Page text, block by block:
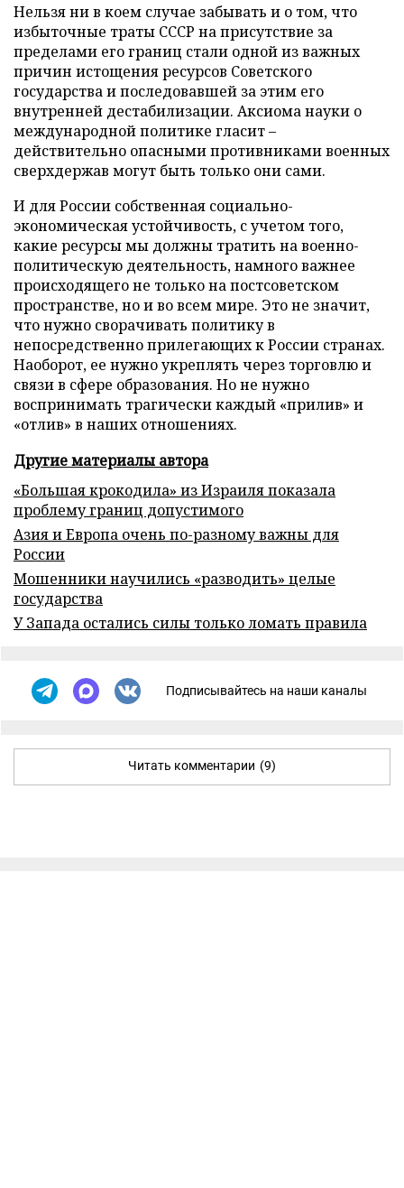
Нельзя ни в коем случае забывать и о том, что
избыточные траты СССР на присутствие за
пределами его границ стали одной из важных
причин истощения ресурсов Советского
государства и последовавшей за этим его
внутренней дестабилизации. Аксиома науки о
международной политике гласит –
действительно опасными противниками военных
сверхдержав могут быть только они сами.
И для России собственная социально-
экономическая устойчивость, с учетом того,
какие ресурсы мы должны тратить на военно-
политическую деятельность, намного важнее
происходящего не только на постсоветском
пространстве, но и во всем мире. Это не значит,
что нужно сворачивать политику в
непосредственно прилегающих к России странах.
Наоборот, ее нужно укреплять через торговлю и
связи в сфере образования. Но не нужно
воспринимать трагически каждый «прилив» и
«отлив» в наших отношениях.
Другие материалы автора
«Большая крокодила» из Израиля показала
проблему границ допустимого
Азия и Европа очень по-разному важны для
России
Мошенники научились «разводить» целые
государства
У Запада остались силы только ломать правила
Подписывайтесь на наши каналы
Читать комментарии (9)